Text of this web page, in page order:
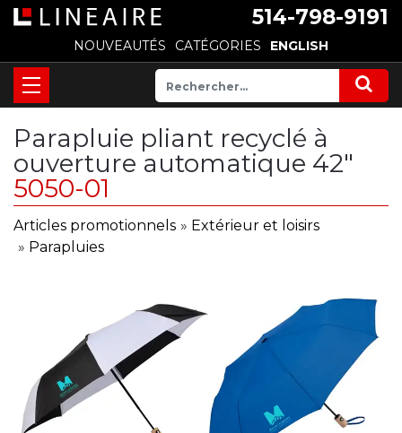
514-798-9191
NOUVEAUTÉS CATÉGORIES ENGLISH
Parapluie pliant recyclé à
ouverture automatique 42"
5050-01
Articles promotionnels » Extérieur et loisirs
» Parapluies